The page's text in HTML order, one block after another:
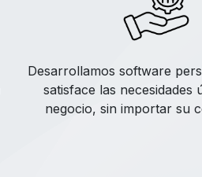
Desarrollamos software
satisface las necesidades
negocio, sin importar su